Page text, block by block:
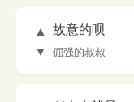
▲
▼
故意的呗
倔强的叔叔